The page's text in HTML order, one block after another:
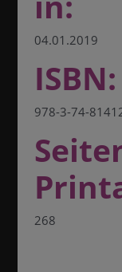
04.01.2019
ISBN:
978-3-74-
268